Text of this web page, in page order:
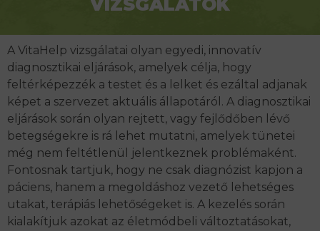
VIZSGÁLATOK
A VitaHelp vizsgálatai olyan egyedi, innovatív
diagnosztikai eljárások, amelyek célja, hogy
feltérképezzék a testet és a lelket és ezáltal adjanak
képet a szervezet aktuális állapotáról. A diagnosztikai
eljárások során olyan rejtett, vagy fejlődőben lévő
betegségekre is rá lehet mutatni, amelyek tünetei
még nem feltétlenül jelentkeznek problémaként.
Fontosnak tartjuk, hogy ne csak diagnózist kapjon a
páciens, hanem a megoldáshoz vezető lehetséges
utakat, terápiás lehetőségeket is. A kezelés során
kialakítjuk azokat az életmódbeli változtatásokat,